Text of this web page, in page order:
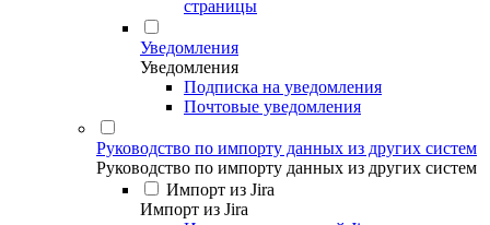
страницы
Уведомления
Уведомления
Подписка на уведомления
Почтовые уведомления
Руководство по импорту данных из других систем
Руководство по импорту данных из других систем
Импорт из Jira
Импорт из Jira